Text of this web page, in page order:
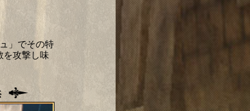
」でその特
を攻撃し味